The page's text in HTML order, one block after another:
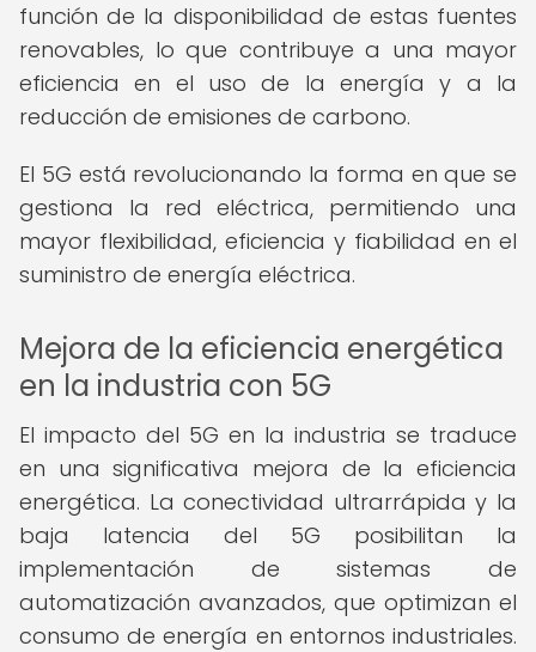
función de la disponibilidad de estas fuentes
renovables, lo que contribuye a una mayor
eficiencia en el uso de la energía y a la
reducción de emisiones de carbono.
El 5G está revolucionando la forma en que se
gestiona la red eléctrica, permitiendo una
mayor flexibilidad, eficiencia y fiabilidad en el
suministro de energía eléctrica.
Mejora de la eficiencia energética
en la industria con 5G
El impacto del 5G en la industria se traduce
en una significativa mejora de la eficiencia
energética. La conectividad ultrarrápida y la
baja latencia del 5G posibilitan la
implementación de sistemas de
automatización avanzados, que optimizan el
consumo de energía en entornos industriales.